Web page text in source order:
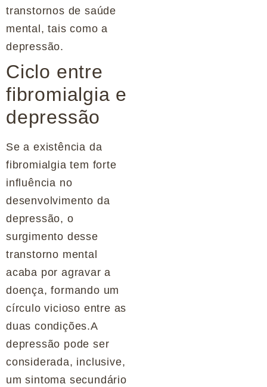
transtornos de saúde
mental, tais como a
depressão.
Ciclo entre
fibromialgia e
depressão
Se a existência da
fibromialgia tem forte
influência no
desenvolvimento da
depressão, o
surgimento desse
transtorno mental
acaba por agravar a
doença, formando um
círculo vicioso entre as
duas condições.A
depressão pode ser
considerada, inclusive,
um sintoma secundário